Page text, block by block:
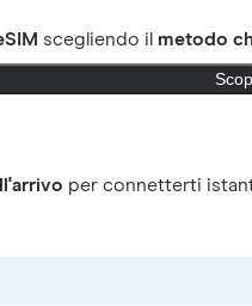
scegliendo il metodo
per connetterti